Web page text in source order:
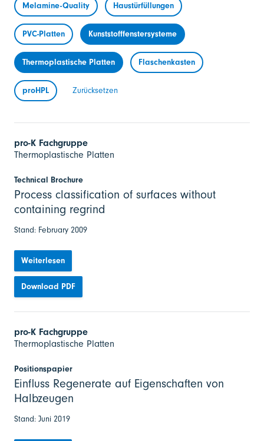
Melamine-Quality Haustürfüllungen
PVC-Platten Kunststofffenstersysteme
Thermoplastische Platten Flaschenkasten
proHPL Zurücksetzen
pro-K Fachgruppe
Thermoplastische Platten
Technical Brochure
Process classification of surfaces without
containing regrind
Stand: February 2009
Weiterlesen
Download PDF
pro-K Fachgruppe
Thermoplastische Platten
Positionspapier
Einfluss Regenerate auf Eigenschaften von
Halbzeugen
Stand: Juni 2019